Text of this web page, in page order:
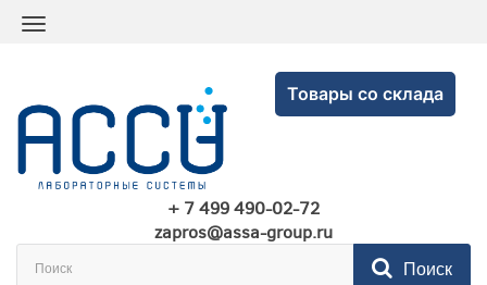
Товары со склада
+ 7 499 490-02-72
zapros@assa-group.ru
Поиск